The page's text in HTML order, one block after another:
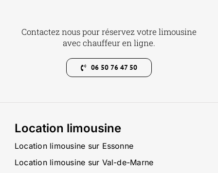
Contactez nous pour réservez votre limousine
avec chauffeur en ligne.
06 50 76 47 50
Location limousine
Location limousine sur Essonne
Location limousine sur Val-de-Marne